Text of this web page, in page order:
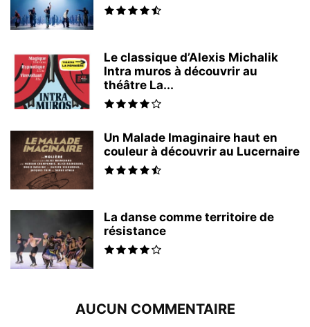
Le classique d’Alexis Michalik
Intra muros à découvrir au
théâtre La...
Un Malade Imaginaire haut en
couleur à découvrir au Lucernaire
La danse comme territoire de
résistance
AUCUN COMMENTAIRE